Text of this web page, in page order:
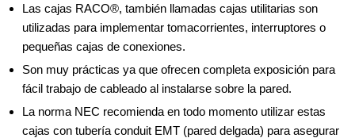
Las cajas RACO®, también llamadas cajas utilitarias son
utilizadas para implementar tomacorrientes, interruptores o
pequeñas cajas de conexiones.
Son muy prácticas ya que ofrecen completa exposición para
fácil trabajo de cableado al instalarse sobre la pared.
La norma NEC recomienda en todo momento utilizar estas
cajas con tubería conduit EMT (pared delgada) para asegurar